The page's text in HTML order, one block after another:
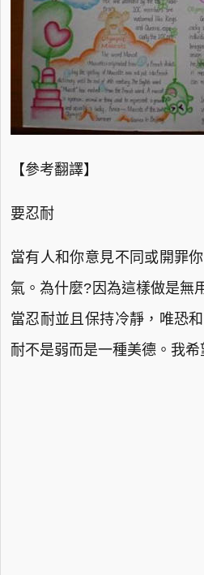
【參考翻譯】
要忍耐
當有人和你意見不同或開罪
氣。為什麼?因為這樣做是無
當忍耐並且保持冷靜，唯恐
耐不是弱而是一種美德。我希